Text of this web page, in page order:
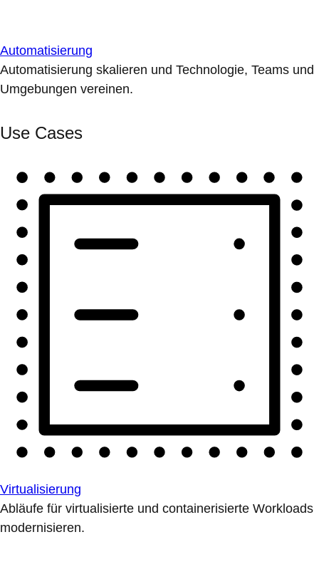
Automatisierung
Automatisierung skalieren und Technologie, Teams und
Umgebungen vereinen.
Use Cases
Virtualisierung
Abläufe für virtualisierte und containerisierte Workloads
modernisieren.